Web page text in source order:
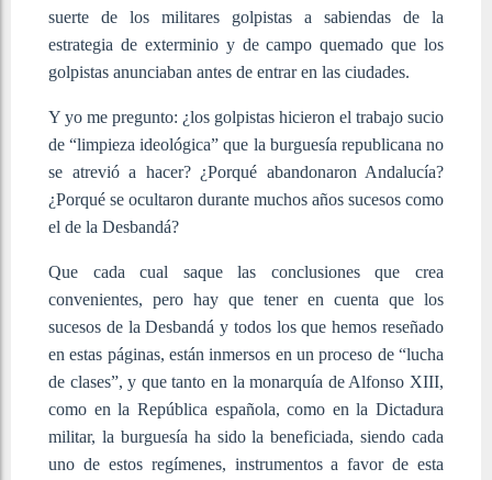
suerte de los militares golpistas a sabiendas de la
estrategia de exterminio y de campo quemado que los
golpistas anunciaban antes de entrar en las ciudades.
Y yo me pregunto: ¿los golpistas hicieron el trabajo sucio
de “limpieza ideológica” que la burguesía republicana no
se atrevió a hacer? ¿Porqué abandonaron Andalucía?
¿Porqué se ocultaron durante muchos años sucesos como
el de la Desbandá?
Que cada cual saque las conclusiones que crea
convenientes, pero hay que tener en cuenta que los
sucesos de la Desbandá y todos los que hemos reseñado
en estas páginas, están inmersos en un proceso de “lucha
de clases”, y que tanto en la monarquía de Alfonso XIII,
como en la República española, como en la Dictadura
militar, la burguesía ha sido la beneficiada, siendo cada
uno de estos regímenes, instrumentos a favor de esta